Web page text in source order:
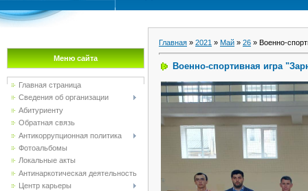
Меню сайта
Главная страница
Сведения об организации
Абитуриенту
Обратная связь
Антикоррупционная политика
Фотоальбомы
Локальные акты
Антинаркотическая деятельность
Центр карьеры
Главная » 2021 » Май » 26 » Военно-
Военно-спортивная игра